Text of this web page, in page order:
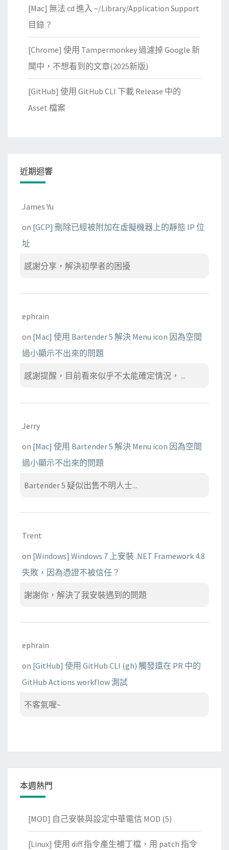
中
G
i
t
H
u
c
o
k
試
[Mac] 無法 cd 進入 ~/Library/Application Support
目錄？
[Chrome] 使用 Tampermonkey 過濾掉 Google 新
聞中，不想看到的文章(2025新版)
[GitHub] 使用 GitHub CLI 下載 Release 中的
Asset 檔案
近期迴響
James Yu
on [GCP] 刪除已經被附加在虛擬機器上的靜態 IP 位
址
感謝分享，解決初學者的困擾
ephrain
on [Mac] 使用 Bartender 5 解決 Menu icon 因為空間
過小顯示不出來的問題
感謝提醒，目前看來似乎不太能確定情況， ...
Jerry
on [Mac] 使用 Bartender 5 解決 Menu icon 因為空間
過小顯示不出來的問題
Bartender 5 疑似出售不明人士...
Trent
on [Windows] Windows 7 上安裝 .NET Framework 4.8
失敗，因為憑證不被信任？
謝謝你，解決了我安裝遇到的問題
ephrain
on [GitHub] 使用 GitHub CLI (gh) 觸發還在 PR 中的
GitHub Actions workflow 測試
不客氣喔~
本週熱門
[MOD] 自己安裝與設定中華電信 MOD (5)
[Linux] 使用 diff 指令產生補丁檔，用 patch 指令